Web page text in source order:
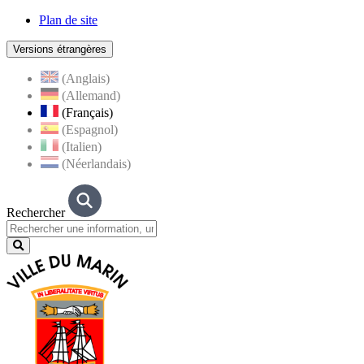
Plan de site
Versions étrangères
(Anglais)
(Allemand)
(Français)
(Espagnol)
(Italien)
(Néerlandais)
Rechercher
Lancer
la
recherche